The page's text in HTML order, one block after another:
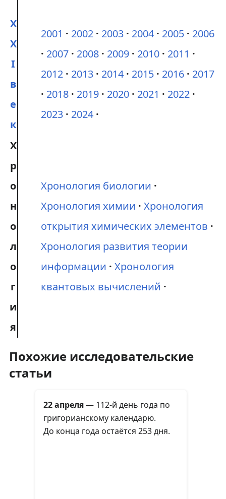
X
X
I
в
е
к
2001 2002 2003 2004 2005
2006
2007
2008 2009 2010
2011
2012
2013 2014 2015 2016
2017
2018
2019 2020 2021
2022
2023
2024
Х
р
о
н
о
л
о
г
и
я
Хронология биологии
Хронология химии
Хронология
открытия химических элементов
Хронология развития теории
информации
Хронология
квантовых вычислений
Похожие исследовательские
статьи
22 апреля— 112-й день года по
григорианскому календарю.
До конца года остаётся 253 дня.